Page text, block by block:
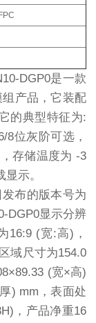
DGP0是一款
组产品，它装配
的典型特征为:
8位灰阶可选，
存储温度为 -3
示。
布的版本号为
DGP0显示分辨
16:9 (宽:高)，
域尺寸为154.0
(宽×高)
) mm，表面处
，产品净重16